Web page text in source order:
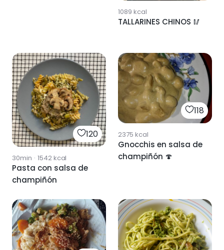
1089 kcal
TALLARINES CHINOS 🥢
120
30min · 1542kcal
Pasta con salsa de
champiñón
118
2375 kcal
Gnocchis en salsa de
champiñón 🍄